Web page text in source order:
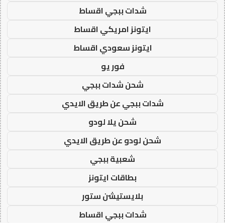
شدات ببجي اقساط
ايتونز امريكي اقساط
ايتونز سعودي اقساط
فور يو
شحن شدات ببجي
شدات ببجي عن طريق الايدي
شحن يلا لودو
شحن لودو عن طريق الايدي
شعبية ببجي
بطاقات ايتونز
بلايستيشن ستور
شدات ببجي اقساط